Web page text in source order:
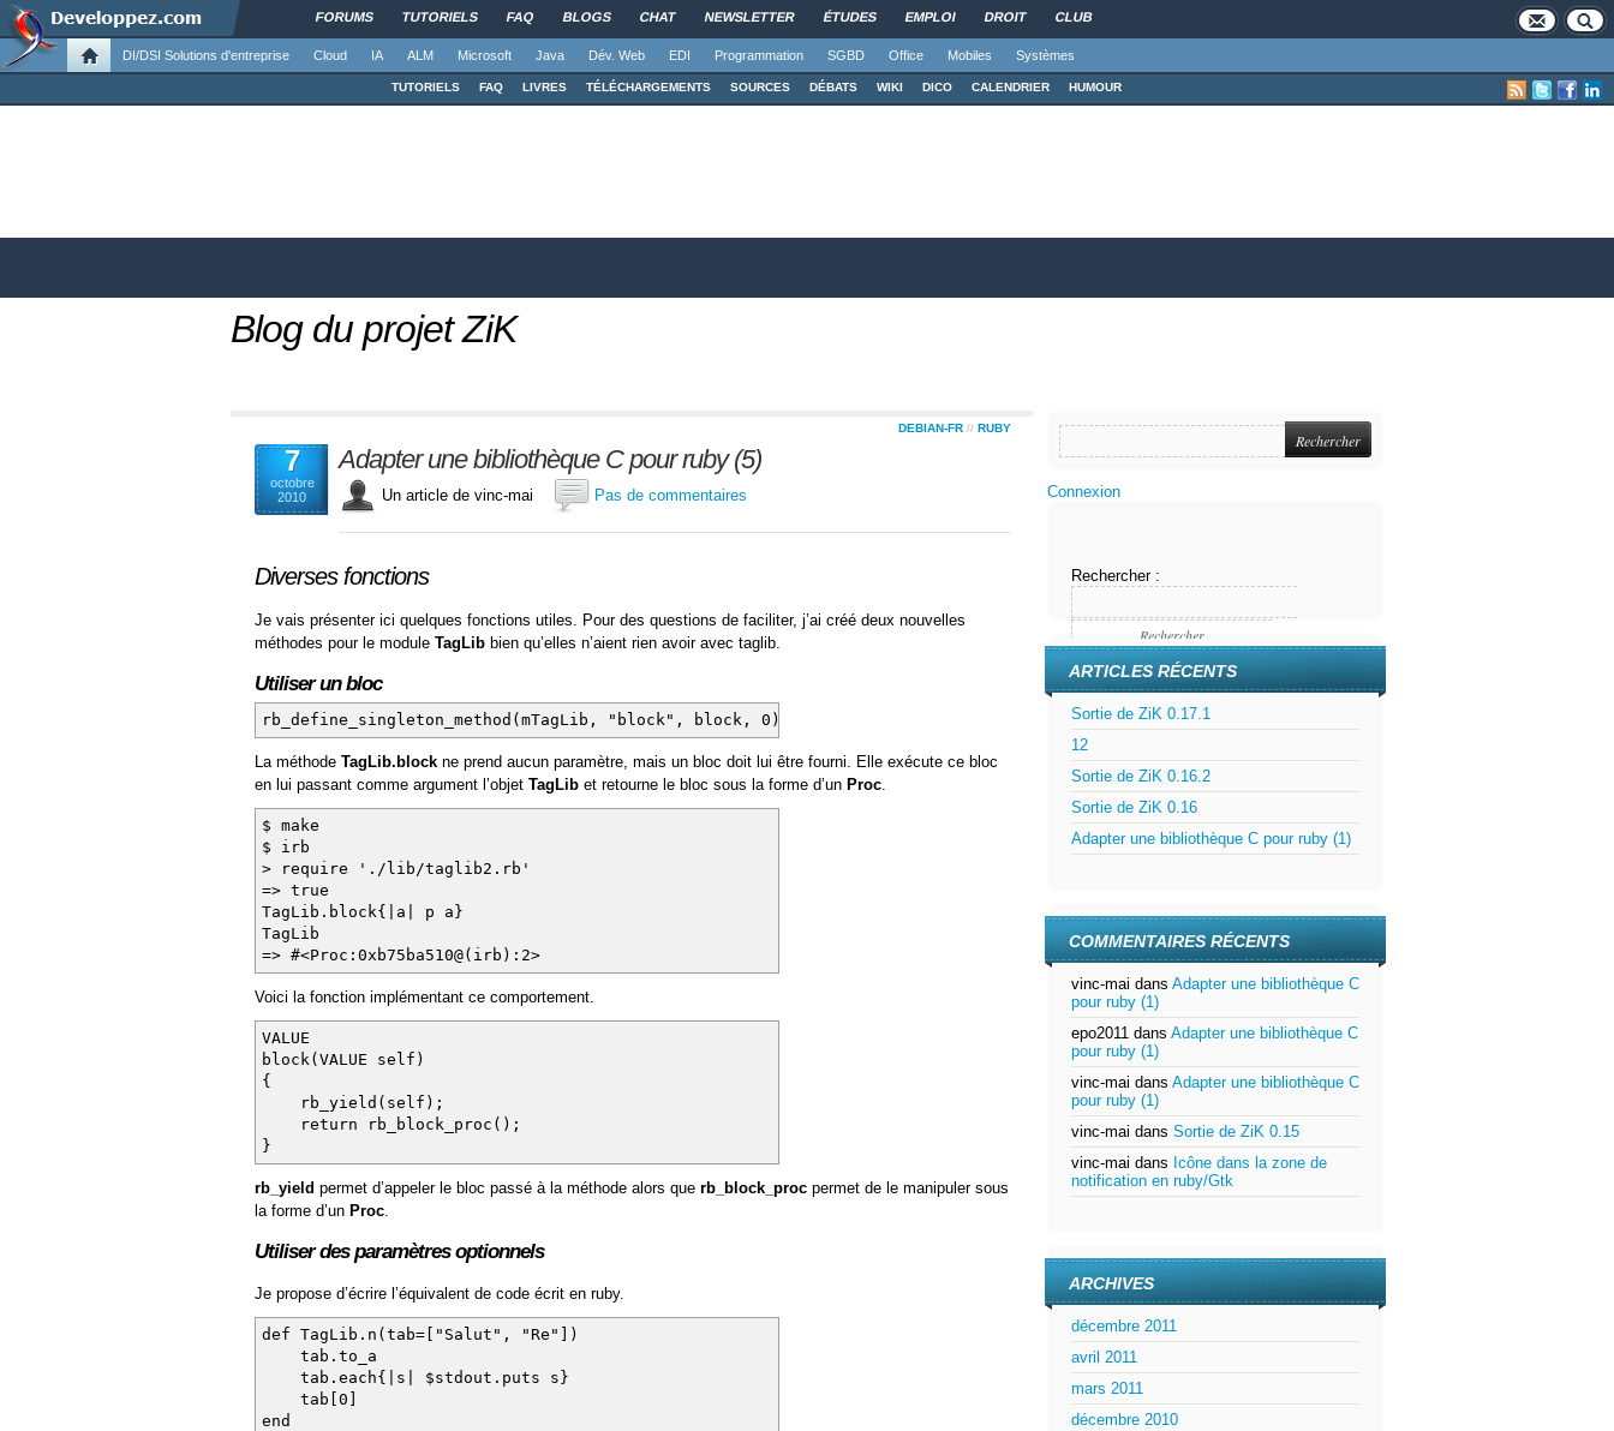
FORUMS TUTORIELS FAQ BLOGS CHAT NEWSLETTER ÉTUDES EMPLOI DROIT CLUB
DI/DSI Solutions d'entreprise Cloud IA ALM Microsoft Java Dév. Web EDI Programmation SGBD Office Mobiles Systèmes
TUTORIELS FAQ LIVRES TÉLÉCHARGEMENTS SOURCES DÉBATS WIKI DICO CALENDRIER HUMOUR
Blog du projet ZiK
7
octobre
2010
DEBIAN-FR // RUBY
Adapter une bibliothèque C pour ruby (5)
Un article de vinc-mai Pas de commentaires
Diverses fonctions
Je vais présenter ici quelques fonctions utiles. Pour des questions de faciliter, j’ai créé deux nouvelles
méthodes pour le module TagLib bien qu’elles n’aient rien avoir avec taglib.
Utiliser un bloc
rb_define_singleton_method(mTagLib, "block", block, 0);
La méthode TagLib.block ne prend aucun paramètre, mais un bloc doit lui être fourni. Elle exécute ce bloc
en lui passant comme argument l’objet TagLib et retourne le bloc sous la forme d’un Proc.
$ make
$ irb
> require './lib/taglib2.rb'
=> true
TagLib.block{|a| p a}
TagLib
=> #<Proc:0xb75ba510@(irb):2>
Voici la fonction implémentant ce comportement.
VALUE
block(VALUE self)
{
rb_yield(self);
return rb_block_proc();
}
rb_yield permet d’appeler le bloc passé à la méthode alors que rb_block_proc permet de le manipuler sous
la forme d’un Proc.
Utiliser des paramètres optionnels
Je propose d’écrire l’équivalent de code écrit en ruby.
def TagLib.n(tab=["Salut", "Re"])
tab.to_a
tab.each{|s| $stdout.puts s}
tab[0]
end
Connexion
Rechercher :
ARTICLES RÉCENTS
Sortie de ZiK 0.17.1
12
Sortie de ZiK 0.16.2
Sortie de ZiK 0.16
Adapter une bibliothèque C pour ruby (1)
COMMENTAIRES RÉCENTS
vinc-mai dans Adapter une bibliothèque C
pour ruby (1)
epo2011 dans Adapter une bibliothèque C
pour ruby (1)
vinc-mai dans Adapter une bibliothèque C
pour ruby (1)
vinc-mai dans Sortie de ZiK 0.15
vinc-mai dans Icône dans la zone de
notification en ruby/Gtk
ARCHIVES
décembre 2011
avril 2011
mars 2011
décembre 2010